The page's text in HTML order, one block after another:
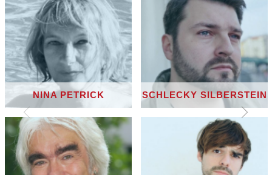
NINA PETRICK SCHLECKY SILBERSTEIN